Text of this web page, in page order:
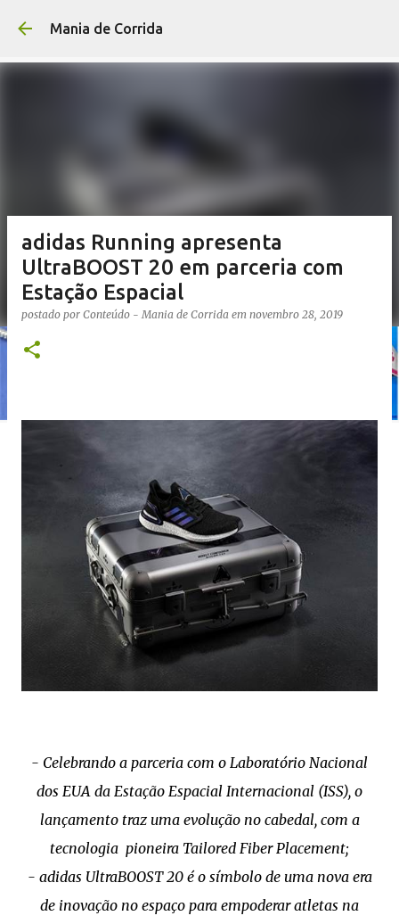
Mania de Corrida
adidas Running apresenta
UltraBOOST 20 em parceria com
Estação Espacial
postado por Conteúdo - Mania de Corrida em novembro 28, 2019
- Celebrando a parceria com o Laboratório Nacional
dos EUA da Estação Espacial Internacional (ISS), o
lançamento traz uma evolução no cabedal, com a
tecnologia pioneira Tailored Fiber Placement;
- adidas UltraBOOST 20 é o símbolo de uma nova era
de inovação no espaço para empoderar atletas na